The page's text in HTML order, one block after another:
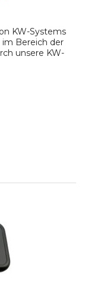
KW-Systems
im Bereich der
unsere KW-